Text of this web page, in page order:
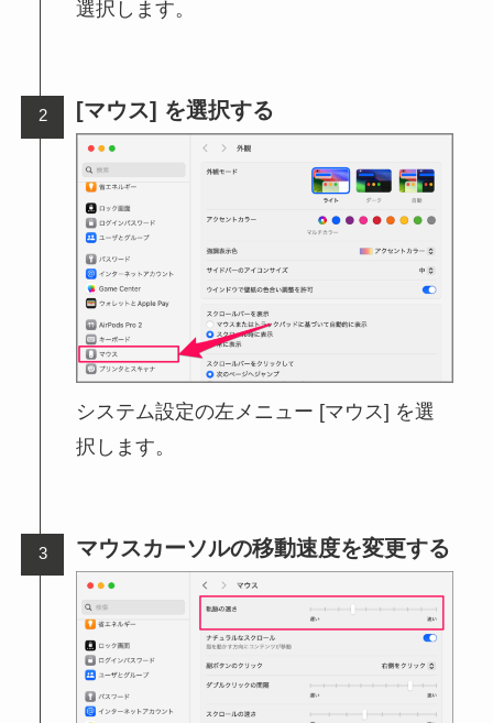
選択します。
[マウス] を選択する
システム設定の左メニュー [マウス] を選
択します。
マウスカーソルの移動速度を変更する